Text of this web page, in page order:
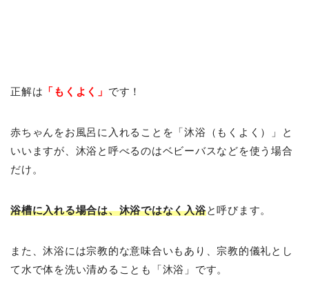
正解は 「もくよく」 です！
赤ちゃんをお風呂に入れることを「沐浴（もくよく）」と
いいますが、沐浴と呼べるのはベビーバスなどを使う場合
だけ。
浴槽に入れる場合は、沐浴ではなく入浴と呼びます。
また、沐浴には宗教的な意味合いもあり、宗教的儀礼とし
て水で体を洗い清めることも「沐浴」です。